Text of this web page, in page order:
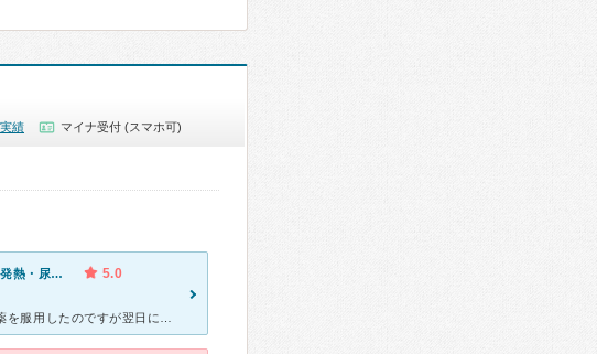
績 マイナ受付 (スマホ可)
内科・急性前立腺炎・発熱・尿が出にくい 5.0